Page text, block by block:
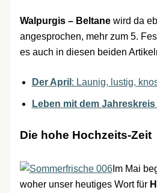
Walpurgis – Beltanewird da
angesprochen, mehr zum 5.
es auch in diesen beiden
Der April : Launig, lustig,
Leben mit dem Jahreskreis
Die hohe Hochzeits-Zeit
Im Mai
woher unser heutiges Wort für